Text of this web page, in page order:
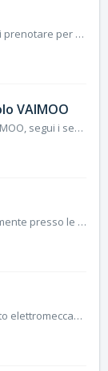
Con il servizio VAIMOO hai la possibilità di prenotare per 30 minuti una specifica categoria di veicolo selezionando la stazione di partenza. Questo ti cons...
VAIMOO
Per terminare il noleggio di un veicolo VAIMOO, segui i seguenti passaggi: Trova sulla mappa la stazione VAIMOO più vicina alla tua destinazione e raggiun...
I veicoli VAIMOO sono presenti esclusivamente presso le stazioni distribuite all’interno del territorio in cui è attivo il servizio VAIMOO. Le stazioni ...
I veicoli VAIMOO sono dotati di un lucchetto elettromeccanico. Prima di avviare il noleggio del veicolo VAIMOO assicurati che lo sblocco del lucchetto sia a...